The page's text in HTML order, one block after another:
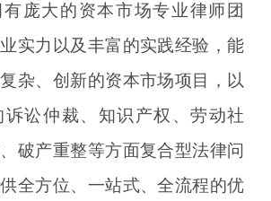
庞大的资本市场专业律师团
实力以及丰富的实践经验，能
杂、创新的资本市场项目，以
诉讼仲裁、知识产权、劳动社
破产重整等方面复合型法律问
全方位、一站式、全流程的优